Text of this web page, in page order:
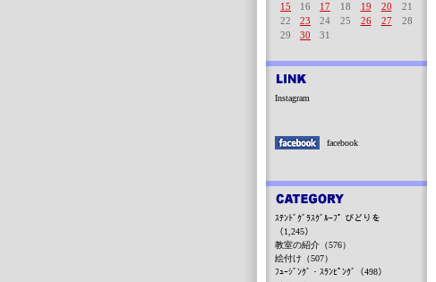
15
16 17 18 19 20
21
22
23 24 25 26 27
28
29
30 31
Instagram
facebook
ｽﾃﾝﾄﾞｸﾞﾗｽｸﾞﾙｰﾌﾟ びどりを
（1,245）
教室の紹介（576）
絵付け（507）
ﾌｭｰｼﾞﾝｸﾞ・ｽﾗﾝﾋﾟﾝｸﾞ（498）